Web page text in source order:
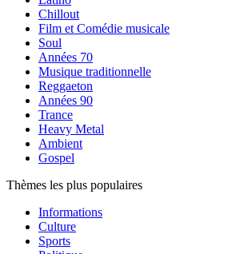
Chillout
Film et Comédie musicale
Soul
Années 70
Musique traditionnelle
Reggaeton
Années 90
Trance
Heavy Metal
Ambient
Gospel
Thèmes les plus populaires
Informations
Culture
Sports